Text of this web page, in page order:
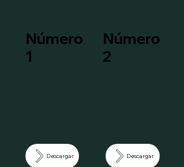
Descargar Descargar
Número
1
Número
2